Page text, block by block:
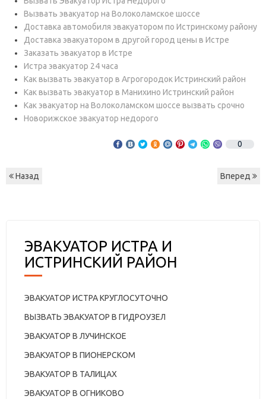
Вызвать эвакуатор на Волоколамское шоссе
Доставка автомобиля эвакуатором по Истринскому району
Доставка эвакуатором в другой город цены в Истре
Заказать эвакуатор в Истре
Истра эвакуатор 24 часа
Как вызвать эвакуатор в Агрогородок Истринский район
Как вызвать эвакуатор в Манихино Истринский район
Как эвакуатор на Волоколамском шоссе вызвать срочно
Новорижское эвакуатор недорого
0
Назад Вперед
ЭВАКУАТОР ИСТРА И
ИСТРИНСКИЙ РАЙОН
ЭВАКУАТОР ИСТРА КРУГЛОСУТОЧНО
ВЫЗВАТЬ ЭВАКУАТОР В ГИДРОУЗЕЛ
ЭВАКУАТОР В ЛУЧИНСКОЕ
ЭВАКУАТОР В ПИОНЕРСКОМ
ЭВАКУАТОР В ТАЛИЦАХ
ЭВАКУАТОР В ОГНИКОВО